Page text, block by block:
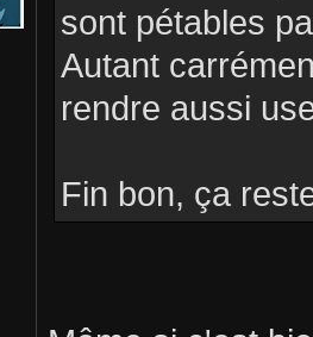
sont pétables
Autant
rendre aussi
Fin bon, ça